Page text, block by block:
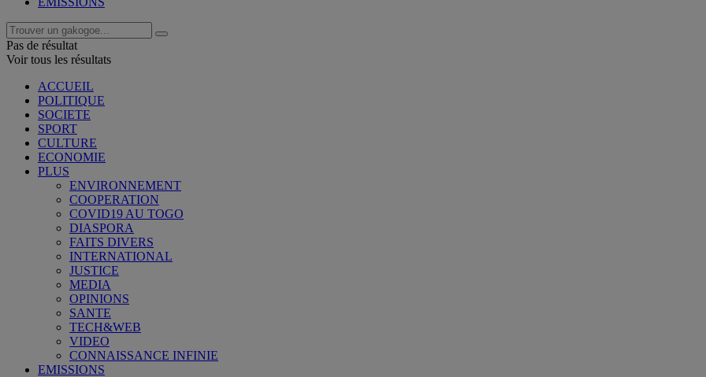
Pas de résultat
Voir tous les résultats
ACCUEIL
POLITIQUE
SOCIETE
SPORT
CULTURE
ECONOMIE
PLUS
ENVIRONNEMENT
COOPERATION
COVID19 AU TOGO
DIASPORA
FAITS DIVERS
INTERNATIONAL
JUSTICE
MEDIA
OPINIONS
SANTE
TECH&WEB
VIDEO
CONNAISSANCE INFINIE
EMISSIONS